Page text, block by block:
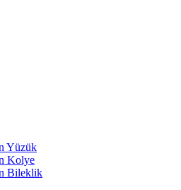
Yüzük
Kolye
Bileklik